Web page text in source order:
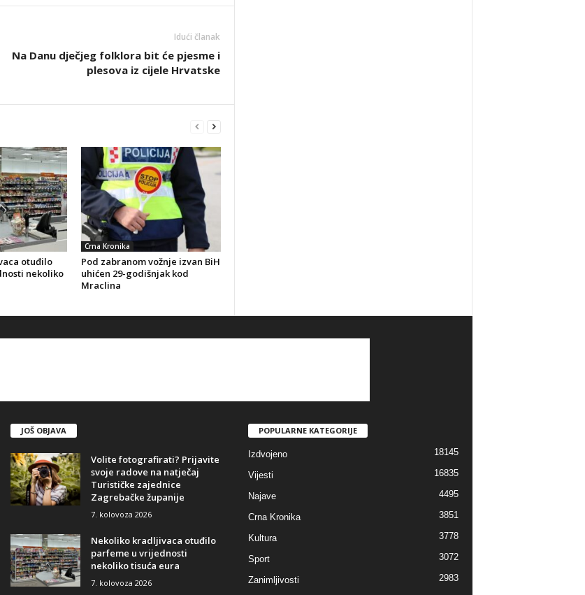
Idući članak
Na Danu dječjeg folklora bit će pjesme i
plesova iz cijele Hrvatske
otuđilo
nekoliko
Crna Kronika
Pod zabranom vožnje izvan BiH
uhićen 29-godišnjak kod
Mraclina
JOŠ OBJAVA
Volite fotografirati? Prijavite
svoje radove na natječaj
Turističke zajednice
Zagrebačke županije
7. kolovoza 2026
Nekoliko kradljivaca otuđilo
parfeme u vrijednosti
nekoliko tisuća eura
7. kolovoza 2026
POPULARNE KATEGORIJE
Izdvojeno 18145
Vijesti 16835
Najave 4495
Crna Kronika 3851
Kultura 3778
Sport 3072
Zanimljivosti 2983